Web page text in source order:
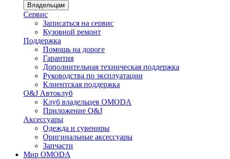
Владельцам
Сервис
Записаться на сервис
Кузовной ремонт
Поддержка
Помощь на дороге
Гарантия
Дополнительная техническая поддержка
Руководства по эксплуатации
Клиентская поддержка
O&J Автоклуб
Клуб владельцев OMODA
Приложение O&J
Аксессуары
Одежда и сувениры
Оригинальные аксессуары
Запчасти
Мир OMODA